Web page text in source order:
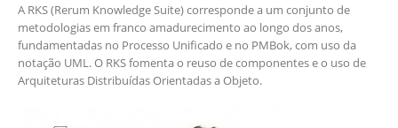
A RKS (Rerum Knowledge Suite) corresponde a um conjunto de
metodologias em franco amadurecimento ao longo dos anos,
fundamentadas no Processo Unificado e no PMBok, com uso da
notação UML. O RKS fomenta o reuso de componentes e o uso de
Arquiteturas Distribuídas Orientadas a Objeto.